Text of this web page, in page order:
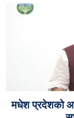
मधेश प्रदेशको